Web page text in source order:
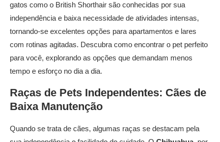
gatos como o British Shorthair são conhecidas por sua
independência e baixa necessidade de atividades intensas,
tornando-se excelentes opções para apartamentos e lares
com rotinas agitadas. Descubra como encontrar o pet perfeito
para você, explorando as opções que demandam menos
tempo e esforço no dia a dia.
Raças de Pets Independentes: Cães de
Baixa Manutenção
Quando se trata de cães, algumas raças se destacam pela